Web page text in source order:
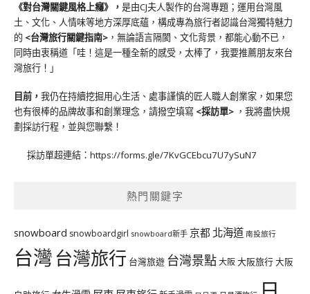
《對台灣關鍵風格上癮》 ， 是由CJ夫人製作的台灣專題；運用台灣風
土、文化、人情味等地方深厚底蘊，構成專為旅行者認識台灣獨特魅力
的 <台灣旅行關鍵指南> ，無論語言隔閡、文化背景，都能心動不已，
同時由衷稱道「哇！這是一種全新的感受，太棒了，我要推薦朋友來台
灣旅行！」
目前， 我仍在持續挖掘用心生活、處事謹慎的匠人職人創業家，如果您
也有很棒的品牌故事和創業理念，請撥空填寫 <採訪單> ，我將盡快規
劃採訪行程，並與您聯繫！
採訪單超連結： https://forms.gle/7KvGCEbcu7U7ySuN7
熱門關鍵字
snowboard snowboardgirl snowboard新手 京都 北海道 南投旅行
台灣台灣旅行 台灣旅遊 台灣景點大阪大阪旅行大阪